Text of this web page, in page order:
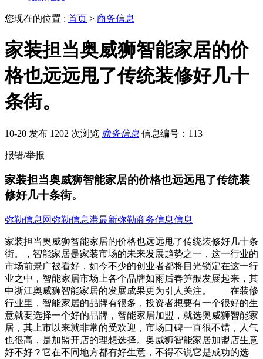
您现在的位置 : 首页 > 商务信息
家装担当奥威狮智能家居的价
格也远远甩了传统装修好几十
条街。
10-20 发布 1202 次浏览 商务信息 信息编号：113
报错/举报
家装担当奥威狮智能家居的价格也远远甩了传统装
修好几十条街。
弥勒信息网弥勒信息港最新弥勒商务信息信息
家装担当奥威狮智能家居的价格也远远甩了传统装修好几十条
街。，智能家居是家装市场的未来发展趋势之一，这一行业的
市场前景广被看好，如今不少的创业者都将目光锁定在这一行
业之中，智能家居市场上各个品牌如雨后春笋般发展起来，其
中浙江奥威狮智能家居的发展成果更为引人关注。 在装修
行业里，智能家居的品牌有很多，投资者想要有一个很好的生
意就要选择一个好的品牌，智能家居加盟，就选奥威狮智能家
居，其上市以来就非常的受欢迎，市场口碑一直很不错，人气
也很高，是加盟开店的理想选择。奥威狮智能家居加盟店生意
好不好？它在不同地方都有好生意，不得不说它是成功的选